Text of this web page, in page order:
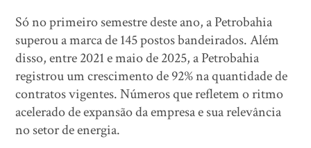
Só no primeiro semestre deste ano, a Petrobahia
superou a marca de 145 postos bandeirados. Além
disso, entre 2021 e maio de 2025, a Petrobahia
registrou um crescimento de 92% na quantidade de
contratos vigentes. Números que refletem o ritmo
acelerado de expansão da empresa e sua relevância
no setor de energia.